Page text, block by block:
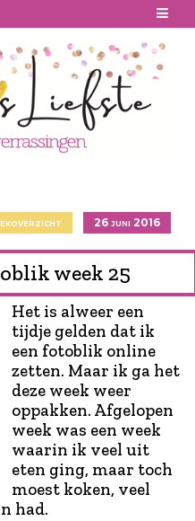
26 juni 2016
week 25
Het is alweer een
tijdje gelden dat ik
een fotoblik online
zetten. Maar ik ga het
deze week weer
oppakken. Afgelopen
week was een week
waarin ik veel uit
eten ging, maar toch
moest koken, veel
had.